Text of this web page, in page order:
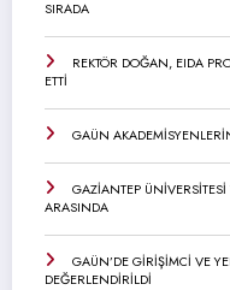
SIRADA
REKTÖR DOĞAN, EIDA
ETTİ
GAÜN
GAZİANTEP
ARASINDA
GAÜN’DE GİRİŞİMCİ VE
DEĞERLENDİRİLDİ